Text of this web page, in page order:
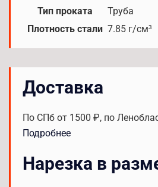
Тип проката
Труба
Плотность стали 7.85 г/см³
Доставка
По СПб от 1500 ₽, по
Подробнее
Нарезка в